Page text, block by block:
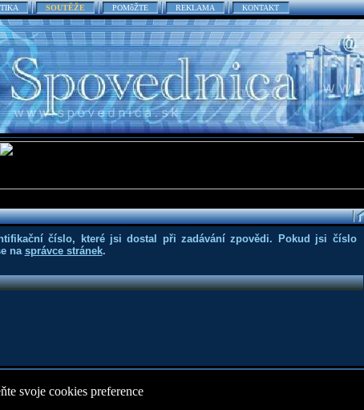
SOUTĚŽE POMôŽTE REKLAMA KONTAKT
číslo, které jsi dostal při zadávání zpovědi. Pokud jsi číslo
nasprávce stránek.
svoje cookies preference